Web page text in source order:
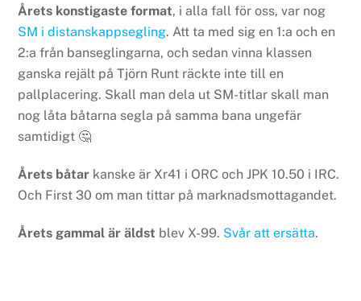
Årets konstigaste format, i alla fall för oss, var nog
SM i distanskappsegling. Att ta med sig en 1:a och en
2:a från banseglingarna, och sedan vinna klassen
ganska rejält på Tjörn Runt räckte inte till en
pallplacering. Skall man dela ut SM-titlar skall man
nog låta båtarna segla på samma bana ungefär
samtidigt 🤔
Årets båtar kanske är Xr41 i ORC och JPK 10.50 i IRC.
Och First 30 om man tittar på marknadsmottagandet.
Årets gammal är äldst blev X-99. Svår att ersätta.